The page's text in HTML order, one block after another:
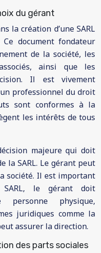
du gérant
la création d’une SARL
document fondateur
de la société, les
ainsi que les
Il est vivement
professionnel du droit
sont conformes à la
les intérêts de tous
majeure qui doit
la SARL. Le gérant peut
société. Il est important
le gérant doit
physique,
juridiques comme la
assurer la direction.
des parts sociales